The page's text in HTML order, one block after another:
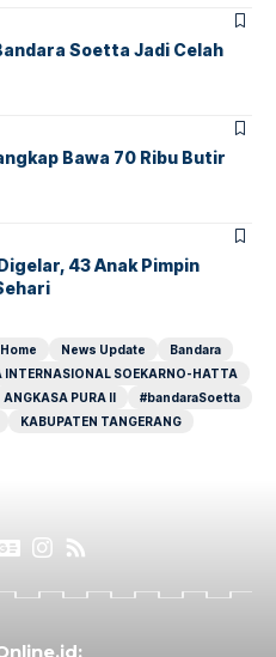
Soetta Jadi Celah
Bawa 70 Ribu Butir
43 Anak Pimpin
Home News Update
Bandara
INTERNASIONAL SOEKARNO-HATTA
ANGKASA PURA II
#bandaraSoetta
KABUPATEN TANGERANG